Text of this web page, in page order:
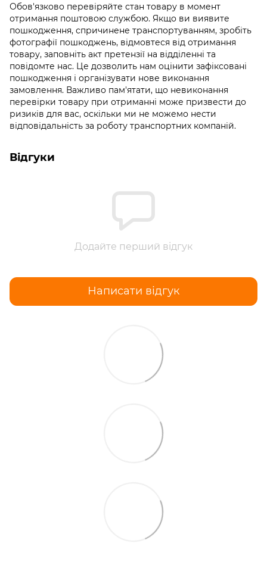
Обов'язково перевіряйте стан товару в момент
отримання поштовою службою. Якщо ви виявите
пошкодження, спричинене транспортуванням, зробіть
фотографії пошкоджень, відмовтеся від отримання
товару, заповніть акт претензії на відділенні та
повідомте нас. Це дозволить нам оцінити зафіксовані
пошкодження і організувати нове виконання
замовлення. Важливо пам'ятати, що невиконання
перевірки товару при отриманні може призвести до
ризиків для вас, оскільки ми не можемо нести
відповідальність за роботу транспортних компаній.
Відгуки
Додайте перший відгук
Написати відгук